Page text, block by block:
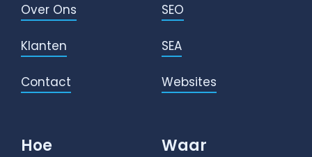
Over Ons
Klanten
Contact
SEO
SEA
Websites
Hoe Waar